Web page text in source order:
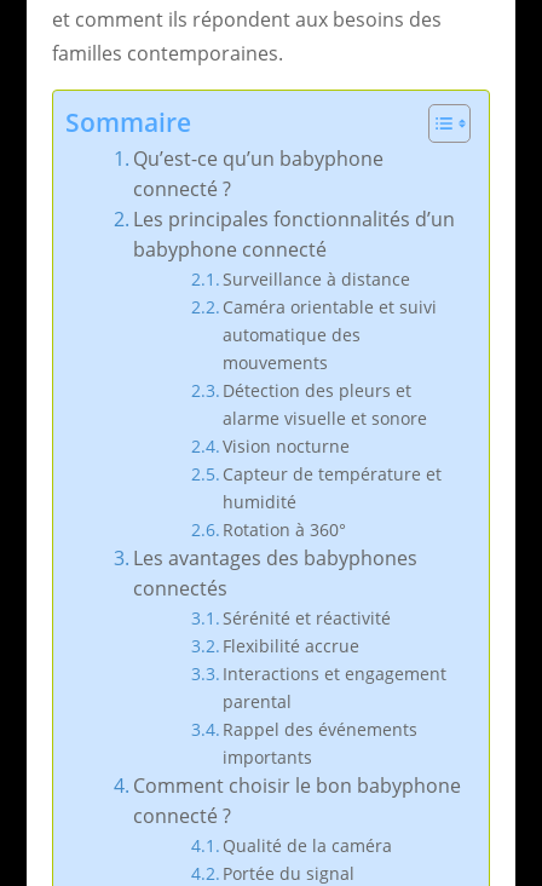
et comment ils répondent aux besoins des
familles contemporaines.
Sommaire
Qu’est-ce qu’un babyphone
connecté ?
Les principales fonctionnalités d’un
babyphone connecté
Surveillance à distance
Caméra orientable et suivi
automatique des
mouvements
Détection des pleurs et
alarme visuelle et sonore
Vision nocturne
Capteur de température et
humidité
Rotation à 360°
Les avantages des babyphones
connectés
Sérénité et réactivité
Flexibilité accrue
Interactions et engagement
parental
Rappel des événements
importants
Comment choisir le bon babyphone
connecté ?
Qualité de la caméra
Portée du signal